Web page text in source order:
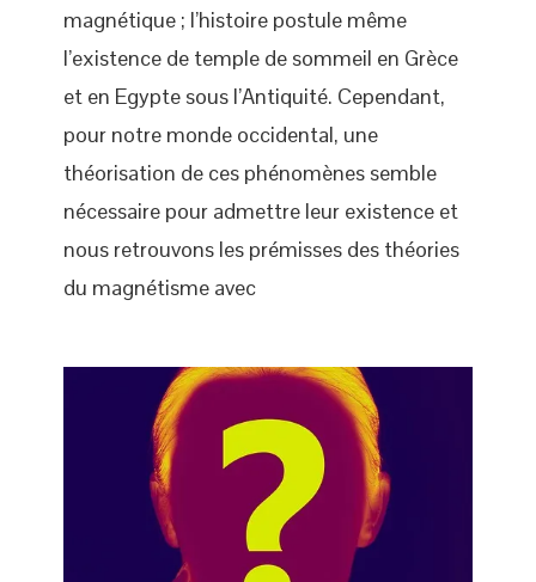
magnétique ; l’histoire postule même
l’existence de temple de sommeil en Grèce
et en Egypte sous l’Antiquité. Cependant,
pour notre monde occidental, une
théorisation de ces phénomènes semble
nécessaire pour admettre leur existence et
nous retrouvons les prémisses des théories
du magnétisme avec